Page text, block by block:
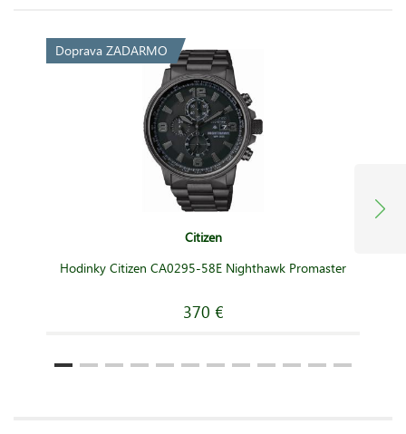
Doprava ZADARMO
Citizen
Hodinky Citizen CA0295-58E Nighthawk Promaster
370 €